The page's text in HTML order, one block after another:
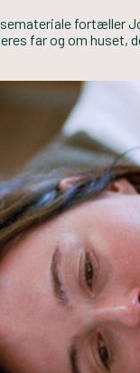
fortæller
far og om huset,